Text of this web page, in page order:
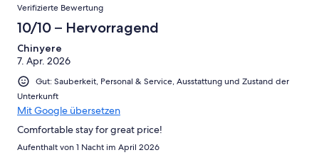
Verifizierte Bewertung
10/10 – Hervorragend
Chinyere
7. Apr. 2026
Gut: Sauberkeit, Personal & Service, Ausstattung und Zustand der
Unterkunft
Mit Google übersetzen
Comfortable stay for great price!
Aufenthalt von 1 Nacht im April 2026